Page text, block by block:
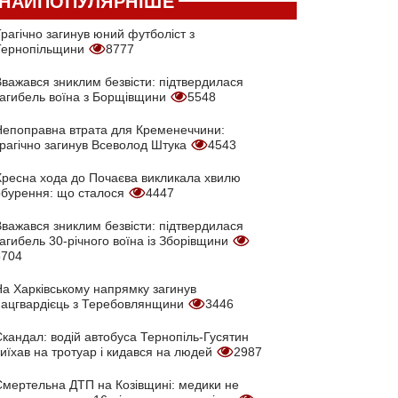
загинув юний футболіст з
8777
зниклим безвісти: підтвердилася
воїна з Борщівщини
5548
втрата для Кременеччини:
загинув Всеволод Штука
4543
хода до Почаєва викликала хвилю
що сталося
4447
зниклим безвісти: підтвердилася
30-річного воїна із Зборівщини
Харківському напрямку загинув
з Теребовлянщини
3446
водій автобуса Тернопіль-Гусятин
на тротуар і кидався на людей
2987
ДТП на Козівщині: медики не